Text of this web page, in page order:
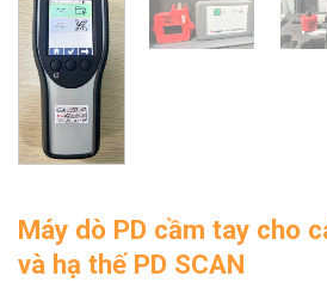
Máy dò PD cầm tay cho
và hạ thế PD SCAN